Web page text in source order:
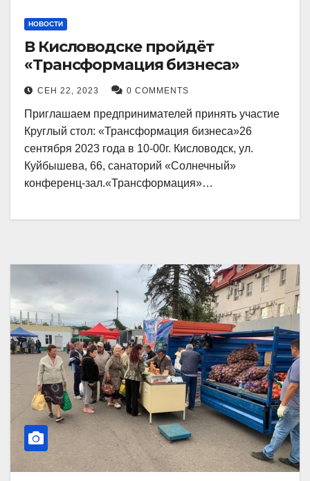
НОВОСТИ
В Кисловодске пройдёт
«Трансформация бизнеса»
СЕН 22, 2023 0 COMMENTS
Приглашаем предпринимателей принять участие
Круглый стол: «Трансформация бизнеса»26
сентября 2023 года в 10-00г. Кисловодск, ул.
Куйбышева, 66, санаторий «Солнечный»
конференц-зал.«Трансформация»…